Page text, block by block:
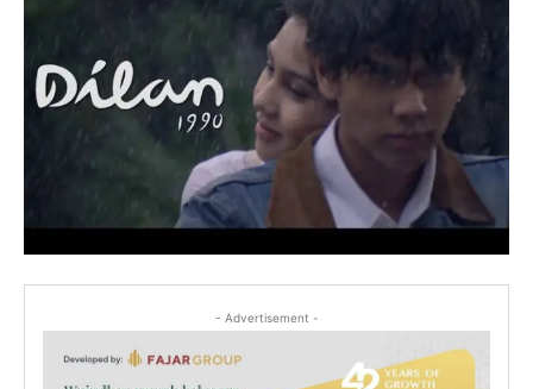
- Advertisement -